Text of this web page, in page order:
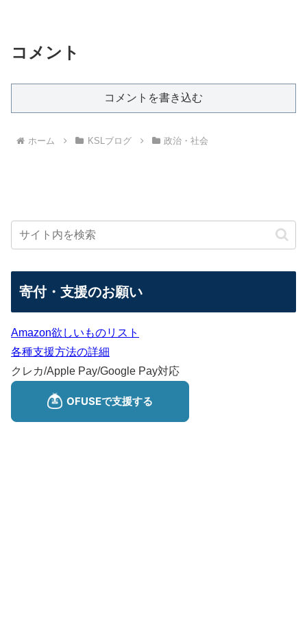
コメント
コメントを書き込む
ホーム KSLブログ 政治・社会
寄付・支援のお願い
Amazon欲しいものリスト
各種支援方法の詳細
クレカ/Apple Pay/Google Pay対応